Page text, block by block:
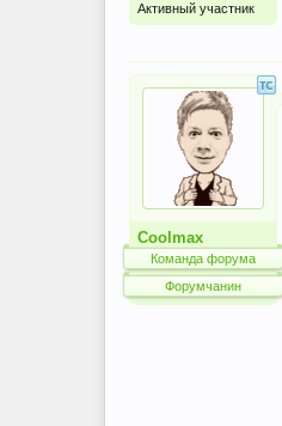
Активный участник
Coolmax
Команда форума
Форумчанин